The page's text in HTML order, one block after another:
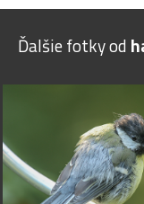
Ďalšie fotky od